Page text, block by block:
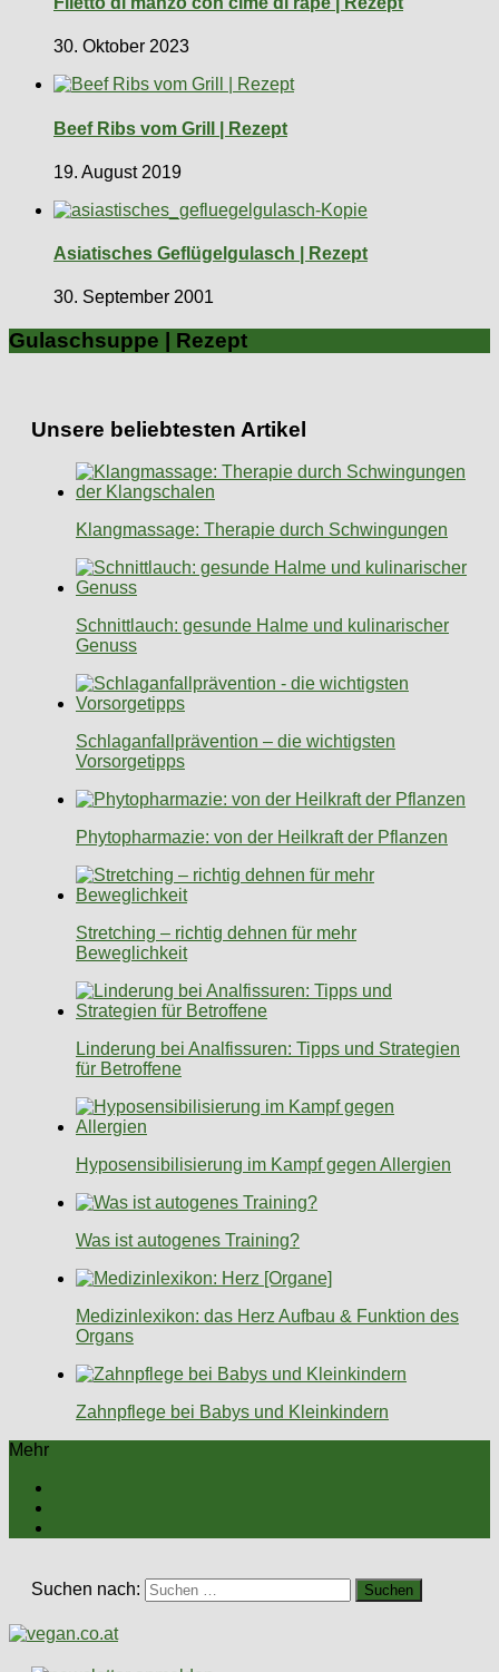
30. Oktober 2023
Beef Ribs vom Grill | Rezept
19. August 2019
Asiatisches Geflügelgulasch | Rezept
30. September 2001
Gulaschsuppe | Rezept
Unsere beliebtesten Artikel
Klangmassage: Therapie durch Schwingungen
Schnittlauch: gesunde Halme und kulinarischer
Genuss
Schlaganfallprävention – die wichtigsten
Vorsorgetipps
Phytopharmazie: von der Heilkraft der Pflanzen
Stretching – richtig dehnen für mehr
Beweglichkeit
Linderung bei Analfissuren: Tipps und Strategien
für Betroffene
Hyposensibilisierung im Kampf gegen Allergien
Was ist autogenes Training?
Medizinlexikon: das Herz Aufbau & Funktion des
Organs
Zahnpflege bei Babys und Kleinkindern
Mehr
Suchen nach: